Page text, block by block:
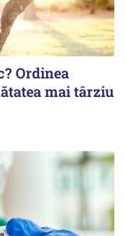
Ordinea
mai târziu